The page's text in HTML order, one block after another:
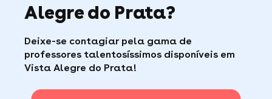
Faça sua busca, com apena um clique, é muito
fácil
Caso encontre algum problema durante suas
consumidor de qualidade disponível para te ajudar
(por telefone e e-mail, 5J/7).
Para saber + acesse nossa página de perguntas
Alegre do Prata?
Deixe-se contagiar pela gama de
professores talentosíssimos disponíveis em
Vista Alegre do Prata!